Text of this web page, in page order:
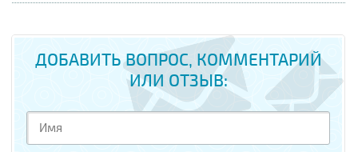
ДОБАВИТЬ ВОПРОС, КОММЕНТАРИЙ
ИЛИ ОТЗЫВ: